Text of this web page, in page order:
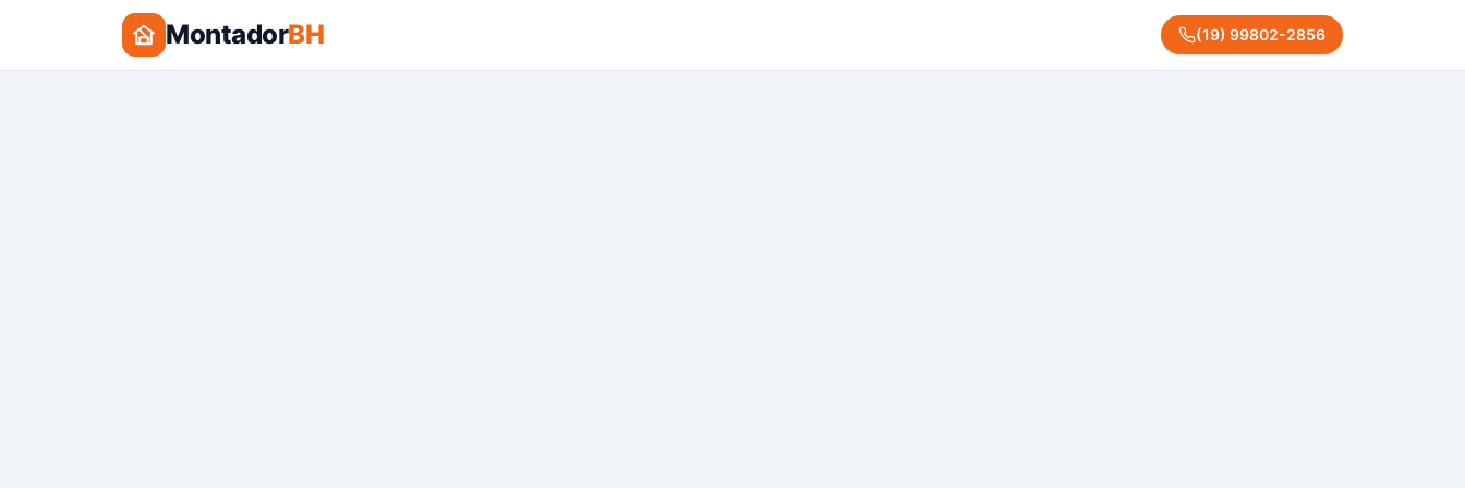
MontadorBH (19) 99802-2856